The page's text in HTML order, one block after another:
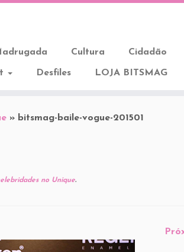
Cultura Cidadão
Desfiles LOJA BITSMAG
» bitsmag-baile-vogue-201501
no Unique.